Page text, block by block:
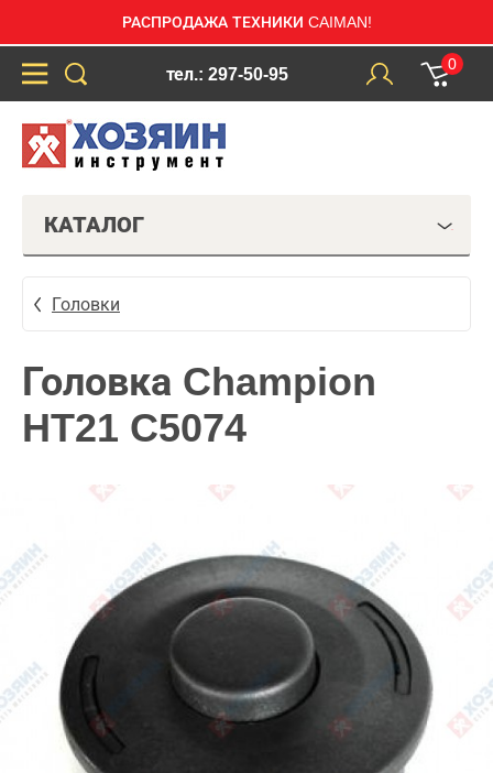
РАСПРОДАЖА ТЕХНИКИ CAIMAN!
тел.: 297-50-95
0
КАТАЛОГ
Головки
Головка Champion
HT21 C5074